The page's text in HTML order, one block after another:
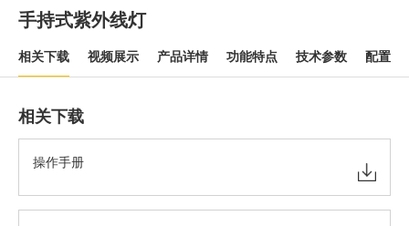
手持式紫外线灯
相关下载 视频展示 产品详情 功能特点 技术参数 配置清
相关下载
操作手册